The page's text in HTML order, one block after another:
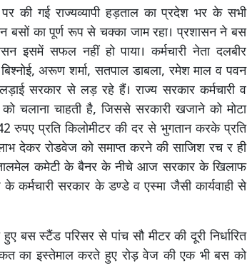
की गई राज्यव्यापी हड़ताल का प्रदेश भर के सभी
बसों का पूर्ण रूप से चक्का जाम रहा। प्रशासन ने बस
इसमें सफल नहीं हो पाया। कर्मचारी नेता दलबीर
अरूण शर्मा, सतपाल डाबला, रमेश माल व पवन
सरकार से लड़ रहे हैं। राज्य सरकार कर्मचारी व
चलाना चाहती है, जिससे सरकारी खजाने को मोटा
रुपए प्रति किलोमीटर की दर से भुगतान करके प्रति
देकर रोडवेज को समाप्त करने की साजिश रच र ही
तालमेल कमेटी के बैनर के नीचे आज सरकार के खिलाफ
के कर्मचारी सरकार के डण्डे व एस्मा जैसी कार्यवाही से
बस स्टैंड परिसर से पांच सौ मीटर की दूरी निर्धारित
का इस्तेमाल करते हुए रोड़ वेज की एक भी बस को